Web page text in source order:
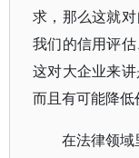
求，那么这就对
我们的信用评估
这对大企业来
而且有可能降低
在法律领域